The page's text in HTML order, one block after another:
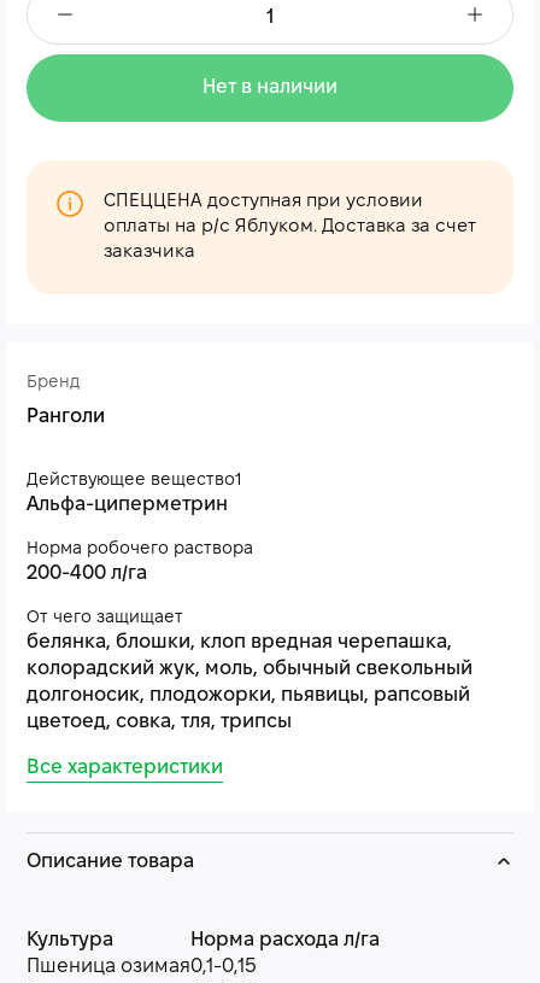
Бренд
Ранголи
Действующее вещество1
Альфа-циперметрин
Норма робочего раствора
200-400 л/га
От чего защищает
белянка, блошки, клоп вредная черепашка,
колорадский жук, моль, обычный свекольный
долгоносик, плодожорки, пьявицы, рапсовый
цветоед, совка, тля, трипсы
Все характеристики
Нет в наличии
СПЕЦЦЕНА доступная при условии
оплаты на р/с Яблуком. Доставка за счет
заказчика
Описание товара
Культура
Норма расхода л/га
Пшеница озимая0,1-0,15